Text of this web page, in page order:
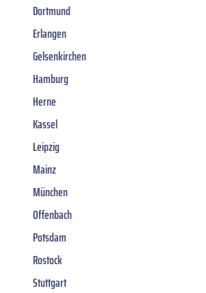
Dortmund
Erlangen
Gelsenkirchen
Hamburg
Herne
Kassel
Leipzig
Mainz
München
Offenbach
Potsdam
Rostock
Stuttgart